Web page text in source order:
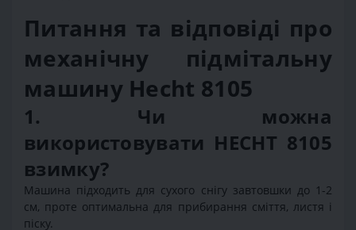
Питання та відповіді про
механічну підмітальну
машину Hecht 8105
1. Чи можна
використовувати HECHT 8105
взимку?
Машина підходить для сухого снігу завтовшки до 1-2
см, проте оптимальна для прибирання сміття, листя і
піску.